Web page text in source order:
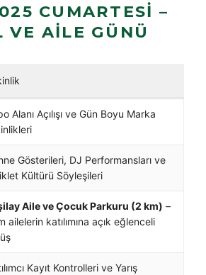
CUMARTESI –
VE AILE GÜNÜ
Alanı Açılışı ve Gün Boyu Marka
Gösterileri, DJ Performansları ve
Kültürü Söyleşileri
Aile ve Çocuk Parkuru (2 km) –
ailelerin katılımına açık eğlenceli
Kayıt Kontrolleri ve Yarış